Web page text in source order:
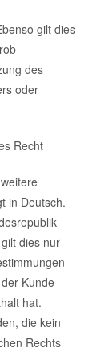
gilt dies
des
oder
Recht
in Deutsch.
dies nur
Kunde
hat.
die kein
Rechts